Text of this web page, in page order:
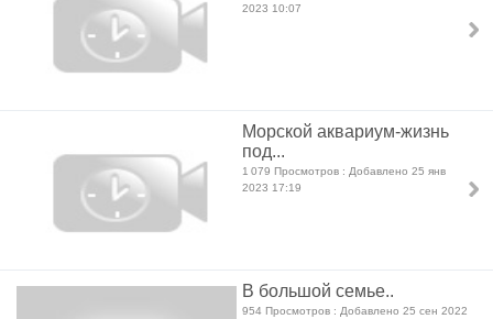
2023 10:07
Морской аквариум-жизнь
под...
1 079 Просмотров : Добавлено 25 янв
2023 17:19
В большой семье..
954 Просмотров : Добавлено 25 сен 2022